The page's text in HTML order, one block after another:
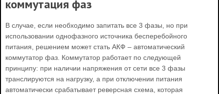
коммутация фаз
В случае, если необходимо запитать все 3 фазы, но при
использовании однофазного источника бесперебойного
питания, решением может стать АКФ – автоматический
коммутатор фаз. Коммутатор работает по следующей
принципу: при наличии напряжения от сети все 3 фазы
транслируются на нагрузку, а при отключении питания
автоматически срабатывает реверсная схема, которая